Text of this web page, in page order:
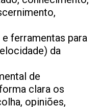
ferramentas para
da
de
clara os
opiniões,